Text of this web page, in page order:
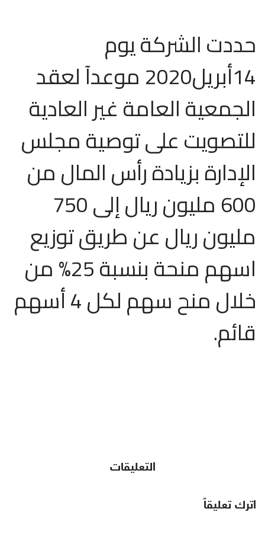
حددت الشركة يوم
14أبريل2020 موعدآ لعقد
الجمعية العامة غير العادية
للتصويت على توصية مجلس
الإدارة بزيادة رأس المال من
600 مليون ريال إلى 750
مليون ريال عن طريق توزيع
اسهم منحة بنسبة 25% من
خلال منح سهم لكل 4 أسهم
قائم.
التعليقات
اترك تعليقاً